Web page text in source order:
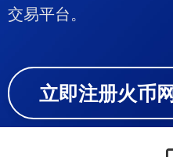
交易平台。
立即注册火币网